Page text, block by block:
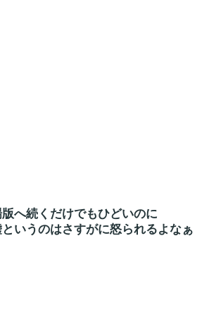
へ続くだけでもひどいのに
いうのはさすがに怒られるよなぁ